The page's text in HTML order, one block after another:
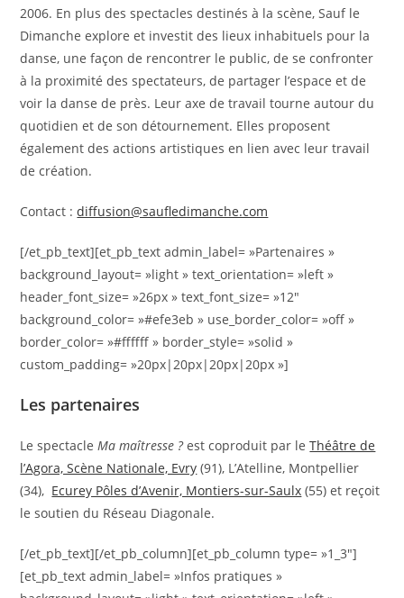
2006. En plus des spectacles destinés à la scène, Sauf le
Dimanche explore et investit des lieux inhabituels pour la
danse, une façon de rencontrer le public, de se confronter
à la proximité des spectateurs, de partager l’espace et de
voir la danse de près. Leur axe de travail tourne autour du
quotidien et de son détournement. Elles proposent
également des actions artistiques en lien avec leur travail
de création.
Contact :diffusion@saufledimanche.com
[/et_pb_text][et_pb_text admin_label= »Partenaires »
background_layout= »light » text_orientation= »left »
header_font_size= »26px » text_font_size= »12″
background_color= »#efe3eb » use_border_color= »off »
border_color= »#ffffff » border_style= »solid »
custom_padding= »20px|20px|20px|20px »]
Les partenaires
Le spectacle Ma maîtresse ?est coproduit par le Théâtre de
l’Agora, Scène Nationale, Evry (91), L’Atelline, Montpellier
(34), Ecurey Pôles d’Avenir, Montiers-sur-Saulx (55) et reçoit
le soutien du Réseau Diagonale.
[/et_pb_text][/et_pb_column][et_pb_column type= »1_3″]
[et_pb_text admin_label= »Infos pratiques »